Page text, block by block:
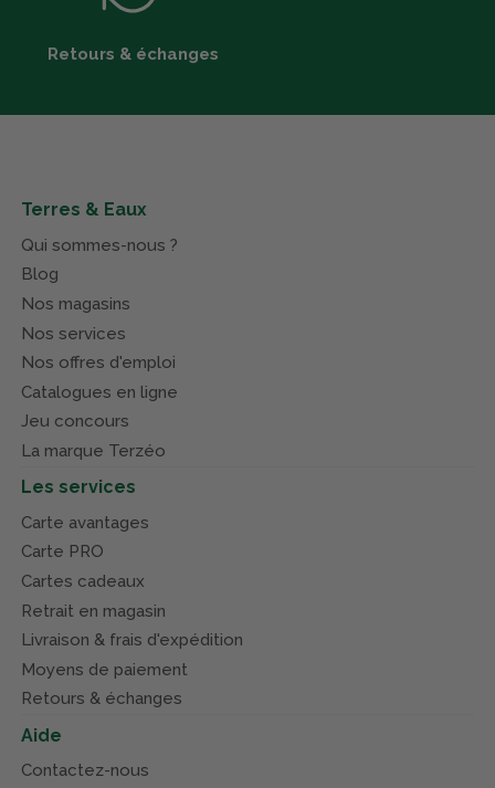
Retours & échanges
Terres & Eaux
Qui sommes-nous ?
Blog
Nos magasins
Nos services
Nos offres d'emploi
Catalogues en ligne
Jeu concours
La marque Terzéo
Les services
Carte avantages
Carte PRO
Cartes cadeaux
Retrait en magasin
Livraison & frais d'expédition
Moyens de paiement
Retours & échanges
Aide
Contactez-nous